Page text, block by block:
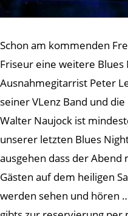
Schon am kommenden
Friseur eine weitere Blues
Ausnahmegitarrist Peter
seiner VLenz Band und
Walter Naujock ist
unserer letzten Blues
ausgehen dass der
Gästen auf dem heiligen
werden sehen und hören